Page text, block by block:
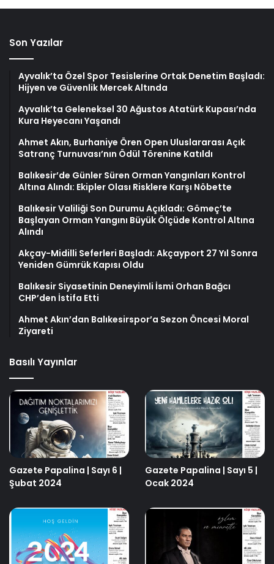
Son Yazılar
Ayvalık’ta Özel Spor Tesislerine Ortak Denetim Başladı:
Hijyen ve Güvenlik Mercek Altında
Ayvalık’ta Geleneksel 30 Ağustos Atatürk Kupası’nda
Kura Heyecanı Yaşandı
Ahmet Akın, Burhaniye Ören Open Uluslararası Açık
Satranç Turnuvası’nın Ödül Törenine Katıldı
Balıkesir’de Günler Süren Orman Yangınları Kontrol
Altına Alındı: Ekipler Olası Risklere Karşı Nöbette
Balıkesir Valiliği Son Durumu Açıkladı: Gömeç’te
Başlayan Orman Yangını Büyük Ölçüde Kontrol Altına
Alındı
Akçay-Midilli Seferleri Başladı: Akçayport 27 Yıl Sonra
Yeniden Gümrük Kapısı Oldu
Balıkesir Siyasetinin Deneyimli İsmi Orhan Bağcı
CHP’den İstifa Etti
Ahmet Akın’dan Balıkesirspor’a Sezon Öncesi Moral
Ziyareti
Basılı Yayınlar
Gazete Papalina | Sayı 6 |
Şubat 2024
Gazete Papalina | Sayı 5 |
Ocak 2024